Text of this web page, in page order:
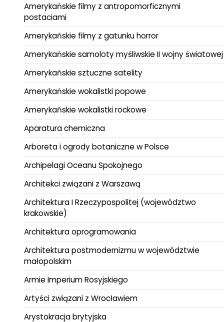
Amerykańskie filmy z antropomorficznymi
postaciami
Amerykańskie filmy z gatunku horror
Amerykańskie samoloty myśliwskie II wojny światowej
Amerykańskie sztuczne satelity
Amerykańskie wokalistki popowe
Amerykańskie wokalistki rockowe
Aparatura chemiczna
Arboreta i ogrody botaniczne w Polsce
Archipelagi Oceanu Spokojnego
Architekci związani z Warszawą
Architektura I Rzeczypospolitej (województwo
krakowskie)
Architektura oprogramowania
Architektura postmodernizmu w województwie
małopolskim
Armie Imperium Rosyjskiego
Artyści związani z Wrocławiem
Arystokracja brytyjska